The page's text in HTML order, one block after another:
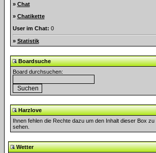
» Chat
» Chatikette
User im Chat: 0
» Statistik
Boardsuche
Board durchsuchen:
Harzlove
Ihnen fehlen die Rechte dazu um den Inhalt dieser Box zu
sehen.
Wetter